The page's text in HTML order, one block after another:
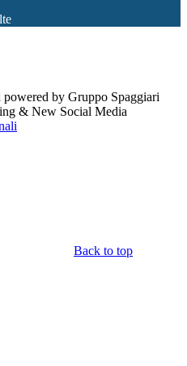
by Gruppo Spaggiari
& New Social Media
Back to top